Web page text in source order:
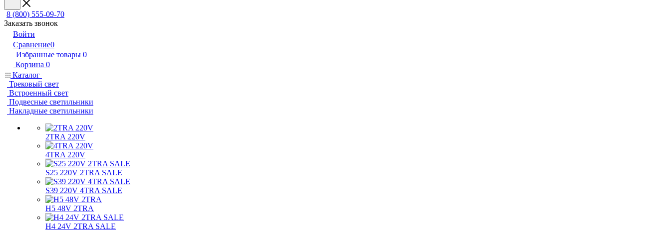
8 (800) 555-09-70
Заказать звонок
Войти
Сравнение0
Избранные товары 0
Корзина 0
Каталог
Трековый свет
Встроенный свет
Подвесные светильники
Накладные светильники
2TRA 220V
4TRA 220V
S25 220V 2TRA SALE
S39 220V 4TRA SALE
H5 48V 2TRA
H4 24V 2TRA SALE